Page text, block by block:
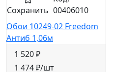
Сохранить 00406010
Обои 10249-02 Freedom
Антиб 1,06м
1 520 ₽
1 474 ₽/шт